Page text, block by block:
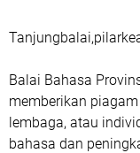
Balai Bahasa
memberikan
lembaga, atau
bahasa dan